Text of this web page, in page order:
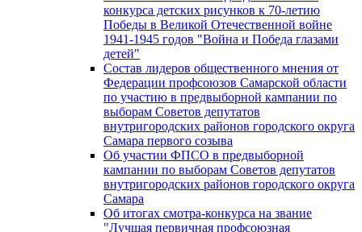
конкурса детских рисунков к 70-летию
Победы в Великой Отечественной войне
1941-1945 годов "Война и Победа глазами
детей"
Состав лидеров общественного мнения от
Федерации профсоюзов Самарской области
по участию в предвыборной кампании по
выборам Советов депутатов
внутригородских районов городского округа
Самара первого созыва
Об участии ФПСО в предвыборной
кампании по выборам Советов депутатов
внутригородских районов городского округа
Самара
Об итогах смотра-конкурса на звание
"Лучшая первичная профсоюзная